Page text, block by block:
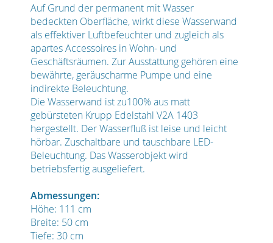
Auf Grund der permanent mit Wasser
bedeckten Oberfläche, wirkt diese Wasserwand
als effektiver Luftbefeuchter und zugleich als
apartes Accessoires in Wohn- und
Geschäftsräumen. Zur Ausstattung gehören eine
bewährte, geräuscharme Pumpe und eine
indirekte Beleuchtung.
Die Wasserwand ist zu100% aus matt
gebürsteten Krupp Edelstahl V2A 1403
hergestellt. Der Wasserfluß ist leise und leicht
hörbar. Zuschaltbare und tauschbare LED-
Beleuchtung. Das Wasserobjekt wird
betriebsfertig ausgeliefert.
Abmessungen:
Höhe: 111 cm
Breite: 50 cm
Tiefe: 30 cm